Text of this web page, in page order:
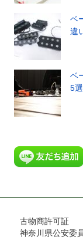
ベ
違
ベ
5選
古物商許可証
神奈川県公安委